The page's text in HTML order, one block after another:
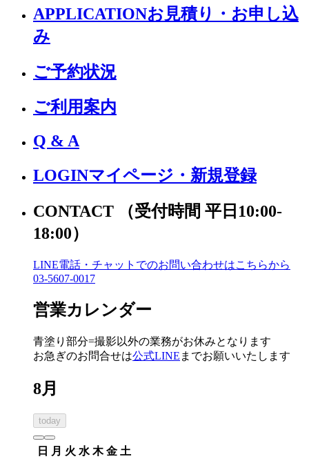
APPLICATIONお見積り・お申し込
み
ご予約状況
ご利用案内
Q & A
LOGINマイページ・新規登録
CONTACT
（受付時間 平日10:00-
18:00）
LINE電話・チャットでのお問い合わせはこちらから
03-5607-0017
営業カレンダー
青塗り 部分=撮影以外の業務がお休みとなります
お急ぎのお問合せは公式LINE までお願いいたします
8月
today
日 月 火 水 木 金 土